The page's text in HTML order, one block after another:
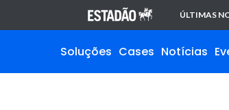
ÚLTIMAS
Soluções Cases Notícias